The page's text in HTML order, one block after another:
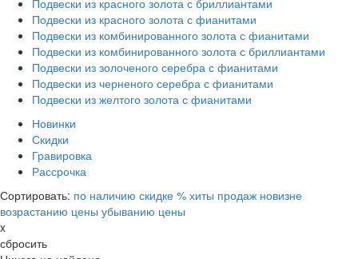
Подвески из красного золота с бриллиантами
Подвески из красного золота с фианитами
Подвески из комбинированного золота с фианитами
Подвески из комбинированного золота с бриллиантами
Подвески из золоченого серебра с фианитами
Подвески из черненого серебра с фианитами
Подвески из желтого золота с фианитами
Новинки
Скидки
Гравировка
Рассрочка
Сортировать: по наличию скидке % хиты продаж новизне
возрастанию цены убыванию цены
x
сбросить